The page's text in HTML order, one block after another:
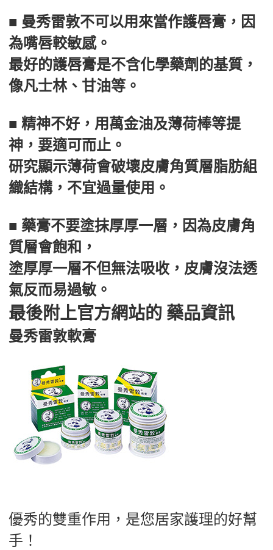
■ 曼秀雷敦不可以用來當作護唇膏，因
為嘴唇較敏感。
最好的護唇膏是不含化學藥劑的基質，
像凡士林、甘油等。
■ 精神不好，用萬金油及薄荷棒等提
神，要適可而止。
研究顯示薄荷會破壞皮膚角質層脂肪組
織結構，不宜過量使用。
■ 藥膏不要塗抹厚厚一層，因為皮膚角
質層會飽和，
塗厚厚一層不但無法吸收，皮膚沒法透
氣反而易過敏。
最後附上官方網站的 藥品資訊
曼秀雷敦軟膏
優秀的雙重作用，是您居家護理的好幫
手！